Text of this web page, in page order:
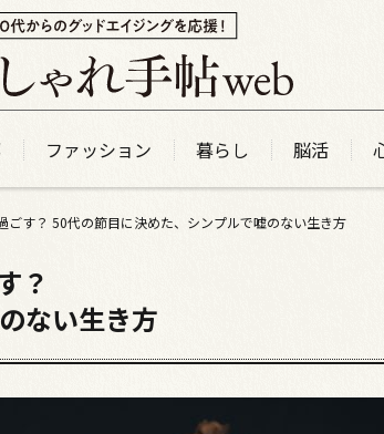
ファッション 暮らし 脳活
ごす？ 50代の節目に決めた、シンプルで嘘のない生き方
？
ない生き方